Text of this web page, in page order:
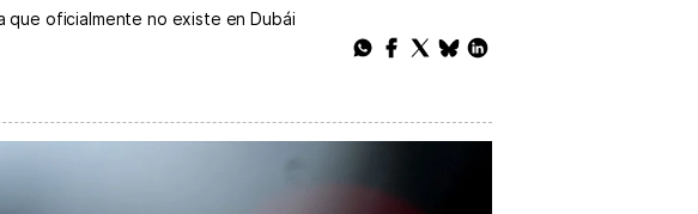
que oficialmente no existe en Dubái